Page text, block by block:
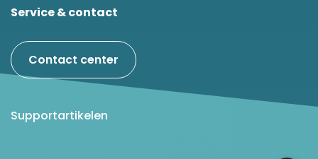
Service & contact
Contact center
Supportartikelen